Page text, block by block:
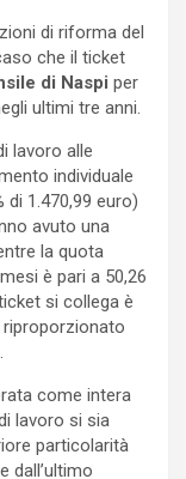
di riforma del
che il ticket
di Naspi per
ultimi tre anni.
lavoro alle
individuale
di 1.470,99 euro)
avuto una
la quota
è pari a 50,26
si collega è
riproporzionato
come intera
lavoro si sia
particolarità
dall’ultimo